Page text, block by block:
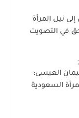
نيل المرأة
في التصويت
العيسى:
السعودية